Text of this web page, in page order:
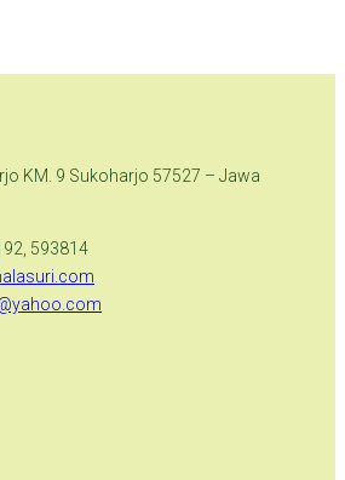
KM. 9 Sukoharjo 57527 – Jawa
593814